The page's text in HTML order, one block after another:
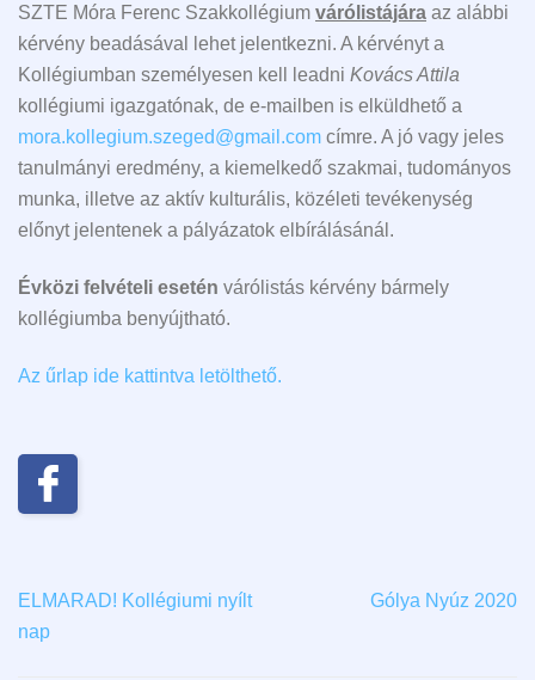
SZTE Móra Ferenc Szakkollégium várólistájára az alábbi
kérvény beadásával lehet jelentkezni. A kérvényt a
Kollégiumban személyesen kell leadni Kovács Attila
kollégiumi igazgatónak, de e-mailben is elküldhető a
mora.kollegium.szeged@gmail.com címre. A jó vagy jeles
tanulmányi eredmény, a kiemelkedő szakmai, tudományos
munka, illetve az aktív kulturális, közéleti tevékenység
előnyt jelentenek a pályázatok elbírálásánál.
Évközi felvételi esetén várólistás kérvény bármely
kollégiumba benyújtható.
Az űrlap ide kattintva letölthető.
ELMARAD! Kollégiumi nyílt
nap
Gólya Nyúz 2020